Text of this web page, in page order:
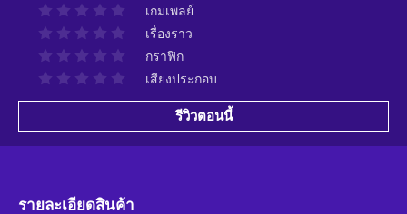
เกมเพลย์
เรื่องราว
กราฟิก
เสียงประกอบ
รีวิวตอนนี้
รายละเอียดสินค้า